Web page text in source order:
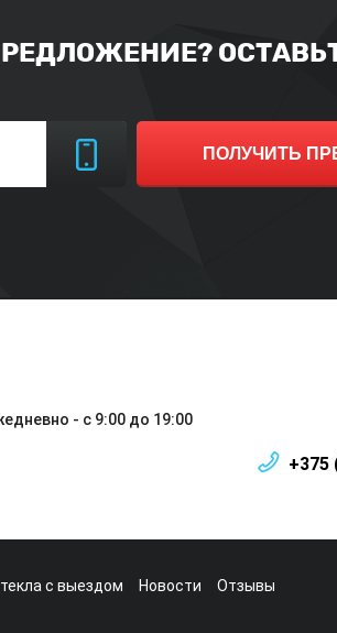
ПОЛУЧИТЬ
- с 9:00 до 19:00
+375
с выездом Новости Отзывы